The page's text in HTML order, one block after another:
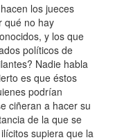
los jueces
qué no hay
y los que
políticos de
Nadie habla
es que éstos
podrían
ciñeran a hacer su
de la que se
supiera que la